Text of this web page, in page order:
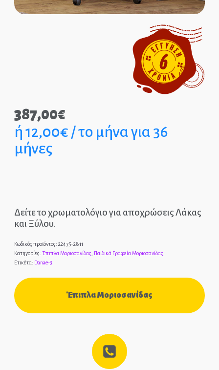
Παιδικά Κρεβάτια
Παιδικές Βιβλιοθήκες
ΣΤΡΩΜΑΤΑ
ΚΡΕΒΑΤΙΑ
ΜΕΤΑΛΛΙΚΑ
ΑΡΧΙΚΉ
ΕΠΙΚΟΙΝΩΝΊΑ
ΤΗΛ.: 210-2400-863
387,00€
ή 12,00€ / το μήνα για 36
μήνες
Δείτε το χρωματολόγιο για αποχρώσεις Λάκας
και Ξύλου.
Κωδικός προϊόντος: 22475-2811
Κατηγορίες: Έπιπλα Μοριοσανίδας, Παιδικά Γραφεία Μοριοσανίδας
Ετικέτα: Danae-3
Έπιπλα Μοριοσανίδας